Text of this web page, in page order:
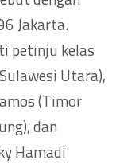
Jakarta.
petinju kelas
Utara),
(Timor
dan
Hamadi